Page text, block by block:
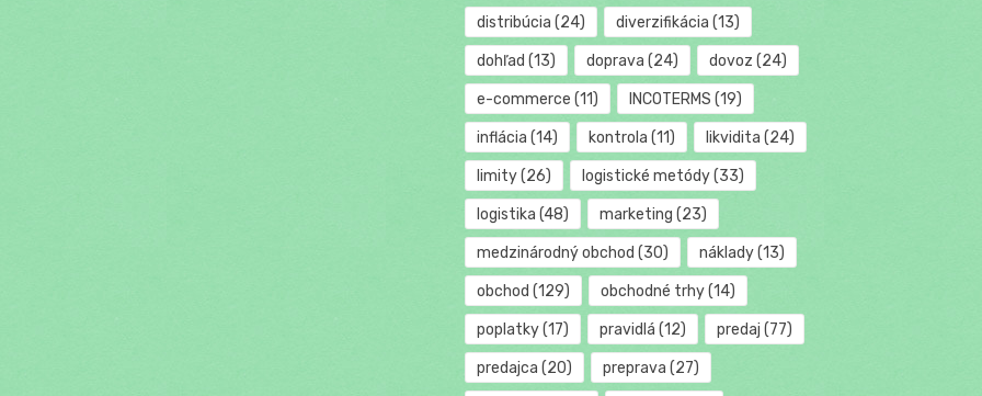
distribúcia (24) diverzifikácia (13)
dohľad (13) doprava (24) dovoz (24)
e-commerce (11) INCOTERMS (19)
inflácia (14) kontrola (11) likvidita (24)
limity(26) logistické metódy(33)
logistika (48) marketing (23)
medzinárodný obchod (30) náklady(13)
obchod (129) obchodné trhy(14)
poplatky(17) pravidlá (12) predaj (77)
predajca (20) preprava (27)